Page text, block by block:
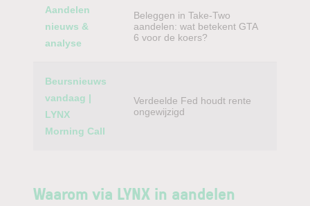
Aandelen
nieuws &
analyse
Beleggen in Take-Two
aandelen: wat betekent GTA
6 voor de koers?
Beursnieuws
vandaag |
LYNX
Morning Call
Verdeelde Fed houdt rente
ongewijzigd
Waarom via LYNX in aandelen